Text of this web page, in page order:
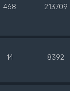
468 213709
14 8392